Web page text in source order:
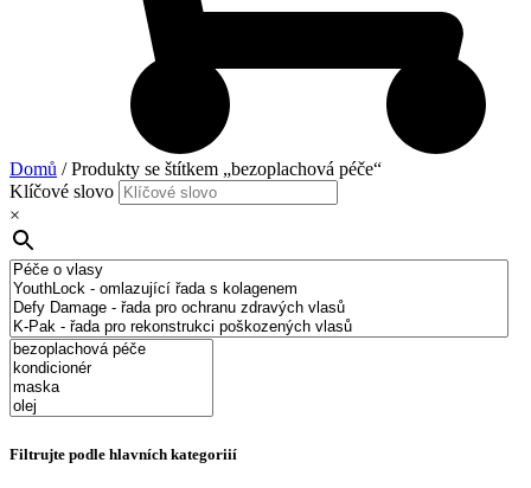
Domů / Produkty se štítkem „bezoplachová péče“
Klíčové slovo
×
Filtrujte podle hlavních kategoriií